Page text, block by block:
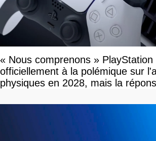
« Nous comprenons » PlayStation
officiellement à la polémique sur
physiques en 2028, mais la